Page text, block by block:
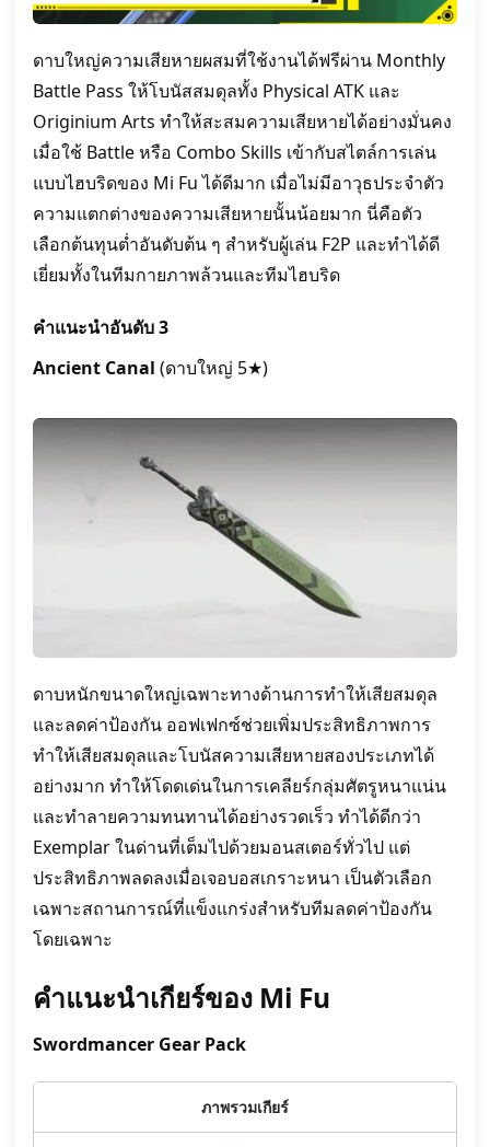
ดาบใหญ่ความเสียหายผสมที่ใช้งานได้ฟรีผ่าน Monthly
Battle Pass ให้โบนัสสมดุลทั้ง Physical ATK และ
Originium Arts ทำให้สะสมความเสียหายได้อย่างมั่นคง
เมื่อใช้ Battle หรือ Combo Skills เข้ากับสไตล์การเล่น
แบบไฮบริดของ Mi Fu ได้ดีมาก เมื่อไม่มีอาวุธประจำตัว
ความแตกต่างของความเสียหายนั้นน้อยมาก นี่คือตัว
เลือกต้นทุนต่ำอันดับต้น ๆ สำหรับผู้เล่น F2P และทำได้ดี
เยี่ยมทั้งในทีมกายภาพล้วนและทีมไฮบริด
คำแนะนำอันดับ 3
Ancient Canal (ดาบใหญ่ 5★)
ดาบหนักขนาดใหญ่เฉพาะทางด้านการทำให้เสียสมดุล
และลดค่าป้องกัน ออฟเฟกซ์ช่วยเพิ่มประสิทธิภาพการ
ทำให้เสียสมดุลและโบนัสความเสียหายสองประเภทได้
อย่างมาก ทำให้โดดเด่นในการเคลียร์กลุ่มศัตรูหนาแน่น
และทำลายความทนทานได้อย่างรวดเร็ว ทำได้ดีกว่า
Exemplar ในด่านที่เต็มไปด้วยมอนสเตอร์ทั่วไป แต่
ประสิทธิภาพลดลงเมื่อเจอบอสเกราะหนา เป็นตัวเลือก
เฉพาะสถานการณ์ที่แข็งแกร่งสำหรับทีมลดค่าป้องกัน
โดยเฉพาะ
คำแนะนำเกียร์ของ Mi Fu
Swordmancer Gear Pack
ภาพรวมเกียร์